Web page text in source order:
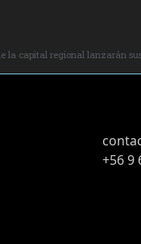
la capital regional lanzarán
+56 9